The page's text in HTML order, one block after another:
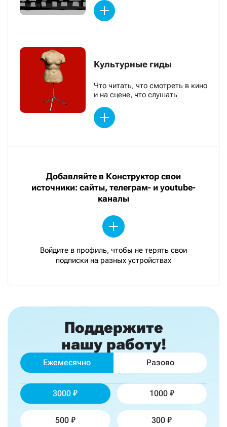
Культурные гиды
Что читать, что смотреть в кино
и на сцене, что слушать
Добавляйте в Конструктор свои
источники: сайты, телеграм- и youtube-
каналы
Войдите в профиль, чтобы не терять свои
подписки на разных устройствах
Поддержите
нашу работу!
Ежемесячно Разово
3000 1000
500 300